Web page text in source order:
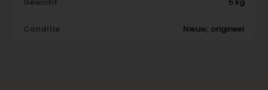
Gewicht 5 kg
Conditie Nieuw, origineel